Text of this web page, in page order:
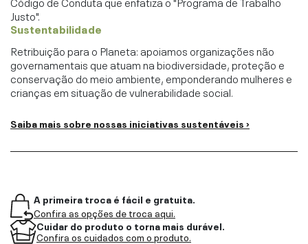
Justo".
Sustentabilidade
Retribuição para o Planeta: apoiamos organizações não
governamentais que atuam na biodiversidade, proteção e
conservação do meio ambiente, emponderando mulheres e
crianças em situação de vulnerabilidade social.
Saiba mais sobre nossas iniciativas sustentáveis ›
A primeira troca é fácil e gratuita.
Confira as opções de troca aqui.
Cuidar do produto o torna mais durável.
Confira os cuidados com o produto.